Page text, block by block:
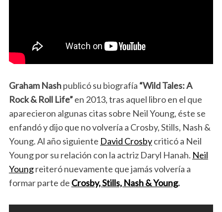
Graham Nashpublicó su biografía “Wild Tales: A
Rock & Roll Life”en 2013, tras aquel libro en el que
aparecieron algunas citas sobre Neil Young, éste se
enfandó y dijo que no volvería a Crosby, Stills, Nash &
Young. Al año siguiente David Crosbycriticó a Neil
Young por su relación con la actriz Daryl Hanah. Neil
Youngreiteró nuevamente que jamás volvería a
formar parte de Crosby, Stills, Nash & Young.